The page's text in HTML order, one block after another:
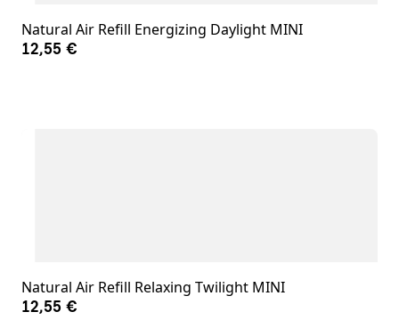
Natural Air Refill Energizing Daylight MINI
12,55 €
Natural Air Refill Relaxing Twilight MINI
12,55 €